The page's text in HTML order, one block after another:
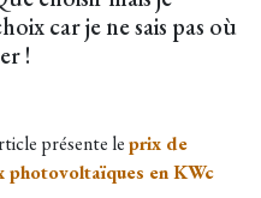
car je ne sais pas où
!
présente leprix de
photovoltaïques en KWc